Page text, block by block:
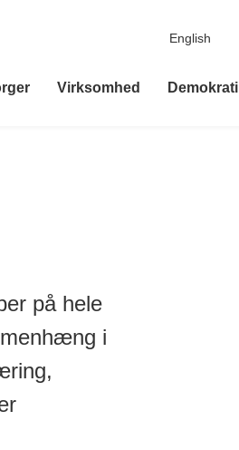
English
Virksomhed Demokrati
på hele
i